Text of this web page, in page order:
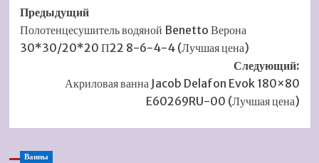
Навигация
записи
Предыдущий
Полотенцесушитель водяной Benetto Верона
30*30/20*20 П22 8-6-4-4 (Лучшая цена)
Следующий:
Акриловая ванна Jacob Delafon Evok 180×80
E60269RU-00 (Лучшая цена)
Ванны